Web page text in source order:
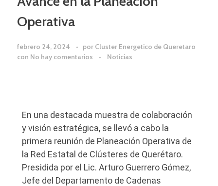
Operativa
febrero 24, 2024 por Cluster Energetico de Queretaro
con No hay comentarios Noticias
En una destacada muestra de colaboración
y visión estratégica, se llevó a cabo la
primera reunión de Planeación Operativa de
la Red Estatal de Clústeres de Querétaro.
Presidida por el Lic. Arturo Guerrero Gómez,
Jefe del Departamento de Cadenas